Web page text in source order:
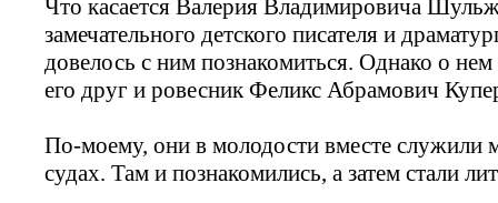
Что касается Валерия Владимировича
замечательного детского писателя и
довелось с ним познакомиться. Однако о
его друг и ровесник Феликс Абрамович
По-моему, они в молодости вместе служили
судах. Там и познакомились, а затем стали